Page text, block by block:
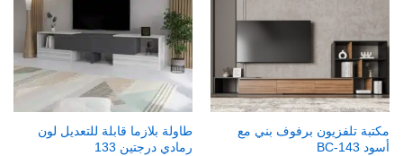
مكتبة تلفزيون برفوف بني مع
أسود BC-143
طاولة بلازما قابلة للتعديل لون
رمادي درجتين 133